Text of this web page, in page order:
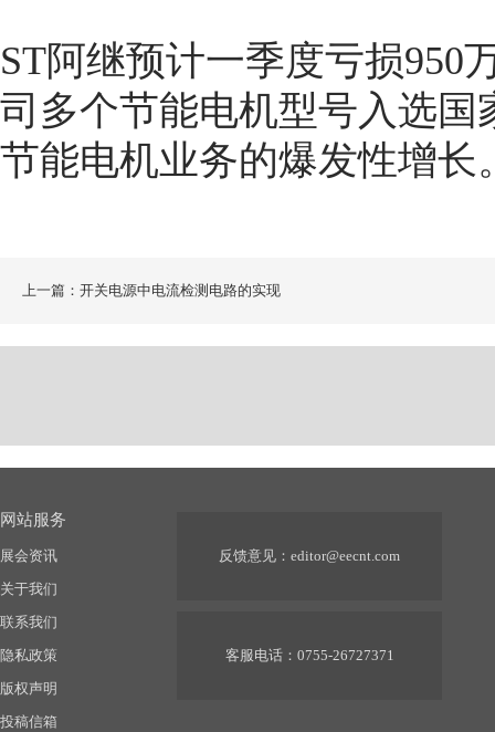
ST阿继预计一季度亏损950
司多个节能电机型号入选
节能电机业务的爆发性增长
上一篇：开关电源中电流检测电路的实现
网站服务
展会资讯
关于我们
联系我们
隐私政策
版权声明
投稿信箱
反馈意见： editor@eecnt.com
客服电话：0755-26727371